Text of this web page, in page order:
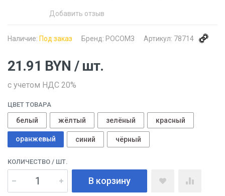
Добавить отзыв
Наличие: Под заказ Бренд: РОСОМЗ Артикул: 78714
21.91 BYN / шт.
с учетом НДС 20%
ЦВЕТ ТОВАРА
белый жёлтый зелёный красный
оранжевый синий чёрный
КОЛИЧЕСТВО / ШТ.
В корзину